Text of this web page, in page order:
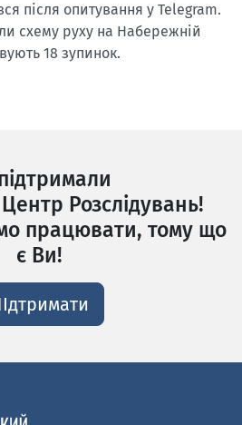
після опитування у Telegram.
схему руху на Набережній
18 зупинок.
Розслідувань!
працювати, тому що
є Ви!